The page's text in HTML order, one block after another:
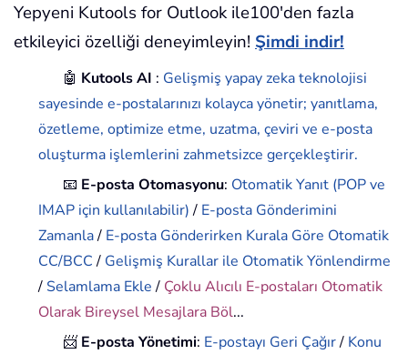
Yepyeni Kutools for Outlook ile100'den fazla
etkileyici özelliği deneyimleyin! Şimdi indir!
🤖 Kutools AI : Gelişmiş yapay zeka teknolojisi
sayesinde e-postalarınızı kolayca yönetir; yanıtlama,
özetleme, optimize etme, uzatma, çeviri ve e-posta
oluşturma işlemlerini zahmetsizce gerçekleştirir.
📧 E-posta Otomasyonu: Otomatik Yanıt (POP ve
IMAP için kullanılabilir)/ E-posta Gönderimini
Zamanla/ E-posta Gönderirken Kurala Göre Otomatik
CC/BCC/ Gelişmiş Kurallar ile Otomatik Yönlendirme
/ Selamlama Ekle/ Çoklu Alıcılı E-postaları Otomatik
Olarak Bireysel Mesajlara Böl...
📨 E-posta Yönetimi: E-postayı Geri Çağır/ Konu